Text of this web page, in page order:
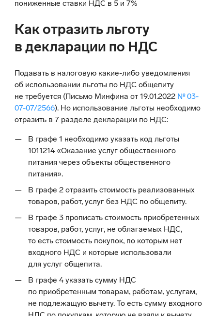
пониженные ставки НДС в 5 и 7%
Как отразить льготу
в декларации по НДС
Подавать в налоговую какие-либо уведомления
об использовании льготы по НДС общепиту
не требуется (Письмо Минфина от 19.01.2022 № 03-
07-07/2566). Но использование льготы необходимо
отразить в 7 разделе декларации по НДС:
В графе 1 необходимо указать код льготы
1011214 «Оказание услуг общественного
питания через объекты общественного
питания».
В графе 2 отразить стоимость реализованных
товаров, работ, услуг без НДС по общепиту.
В графе 3 прописать стоимость приобретенных
товаров, работ, услуг, не облагаемых НДС,
то есть стоимость покупок, по которым нет
входного НДС и которые использовали
для услуг общепита.
В графе 4 указать сумму НДС
по приобретенным товарам, работам, услугам,
не подлежащую вычету. То есть сумму входного